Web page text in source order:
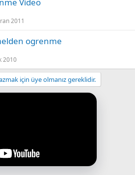
Video
2011
ogrenme
2010
için üye olmanız gereklidir.